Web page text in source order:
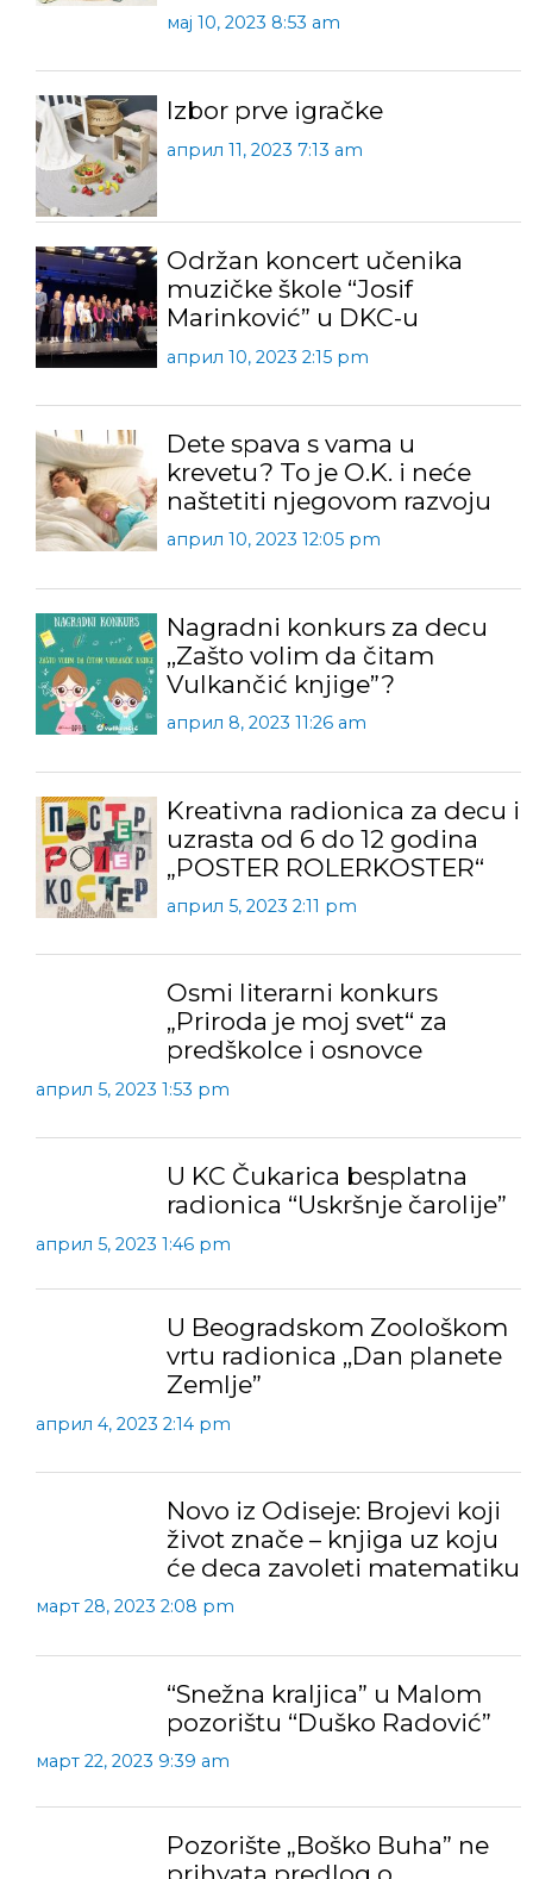
мај 10, 2023 8:53 am
Izbor prve igračke
април 11, 2023 7:13 am
Održan koncert učenika
muzičke škole “Josif
Marinković” u DKC-u
април 10, 2023 2:15 pm
Dete spava s vama u
krevetu? To je O.K. i neće
naštetiti njegovom razvoju
април 10, 2023 12:05 pm
Nagradni konkurs za decu
,,Zašto volim da čitam
Vulkančić knjige”?
април 8, 2023 11:26 am
Kreativna radionica za decu i
uzrasta od 6 do 12 godina
„POSTER ROLERKOSTER“
април 5, 2023 2:11 pm
Osmi literarni konkurs
„Priroda je moj svet“ za
predškolce i osnovce
април 5, 2023 1:53 pm
U KC Čukarica besplatna
radionica “Uskršnje čarolije”
април 5, 2023 1:46 pm
U Beogradskom Zoološkom
vrtu radionica ,,Dan planete
Zemlje”
април 4, 2023 2:14 pm
Novo iz Odiseje: Brojevi koji
život znače – knjiga uz koju
će deca zavoleti matematiku
март 28, 2023 2:08 pm
“Snežna kraljica” u Malom
pozorištu “Duško Radović”
март 22, 2023 9:39 am
Pozorište „Boško Buha” ne